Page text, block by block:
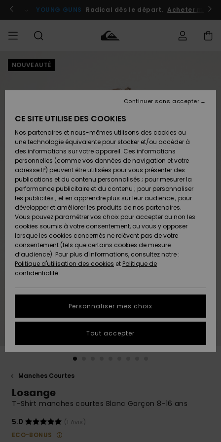
l'information
le
Se connecter / s'inscrire
YOUNG GUNS Radical dès le départ. Acheter
HOMME
Chaussures
& Tongs
Surf
Snow
Nouveautés
A
Découvrir
Chaussures
& Tongs
Surf
Snow
Nouveautés
A
Découvrir
FEMME
A
Découvrir
Snow
SURF
Surf
Shop
Enfant
Highlights
Communauté
SNOW
Snow
Shop
Enfant
Snow
Shop
Femme
A
Découvrir
Communauté
OUTLET
Enfant
Outlet
Femme
AIDE &
CONTACT
Retours
Paiement
Carte
Cadeau
Quiksilver
Freedom
Protection
des
tailles
conversation
obtenir la
à votre
Démarrer
MAGASINS
QUIKSILVER
NOUVEAUTÉ
Manches Courtes
Losange
T-Shirt manches courtes Blanc Garçon 8-16 ans
5.0
(1 Avis)
ECO-BONUS
CE SITE UTILISE DES COOKIES
Nos partenaires et nous-mêmes utilisons des cookies ou
une technologie équivalente pour stocker et/ou accéder à
des informations sur votre appareil. Ces informations
personnelles (comme vos données de navigation et votre
adresse IP) peuvent être utilisées pour vous présenter des
publications et du contenu personnalisés ; pour mesurer la
performance publicitaire et du contenu ; pour personnaliser
les publicités ; et en apprendre plus sur leur audience ; pour
développer et améliorer les produits de nos partenaires.
Vous pouvez paramétrer vos choix pour accepter ou non les
cookies soumis à votre consentement, ou vous y opposer
lorsque les cookies concernés ne relèvent pas de votre
consentement (tels que certains cookies de mesure
d’audience). Pour plus d'informations, consultez notre :
Politique d'utilisation des cookies et Politique de
confidentialité
Personnaliser mes choix
Continuer sans accepter
Tout accepter